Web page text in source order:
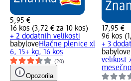
5,95 €
16 kos (3,72 € za 10 kos)
+ 2 dodatnih velikosti
babyloveHlačne plenice xl
6, 15+ kg, 16 kos
(20)
Opozorila
17,95 €
96 kos
+ 3
babylove
velikost